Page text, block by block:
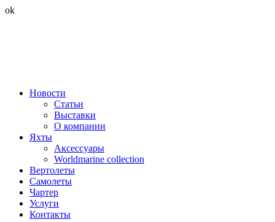
ok
Новости
Статьи
Выставки
О компании
Яхты
Аксессуары
Worldmarine collection
Вертолеты
Самолеты
Чартер
Услуги
Контакты